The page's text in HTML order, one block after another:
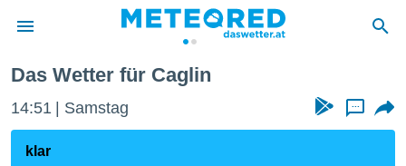
wurde
Das Wetter für Caglin
14:51 Samstag ...
klar